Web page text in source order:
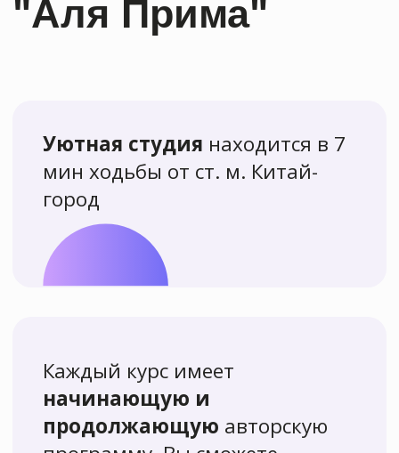
и получи на карту 888 руб. При покупке
курса ваш друг должен назвать ваши ФИО
Приобрети сразу два
разных курса
и узнай промокод на скидку 10%
Пройди квиз на нашем сайте
Выбрать курс